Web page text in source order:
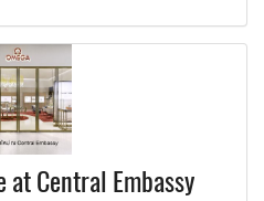
at Central Embassy